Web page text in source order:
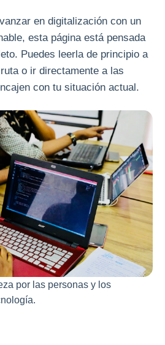
en digitalización con un
esta página está pensada
Puedes leerla de principio a
o ir directamente a las
con tu situación actual.
por las personas y los